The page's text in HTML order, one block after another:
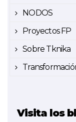
NODOS
Proyectos FP
Sobre Tknika
Visita los